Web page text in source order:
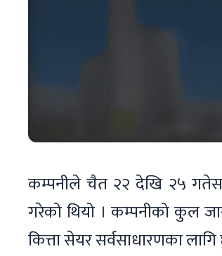
कम्पनीले चैत २२ देखि २५
गरेको थियो । कम्पनीको कुल
कित्ता सेयर सर्वसाधारणका